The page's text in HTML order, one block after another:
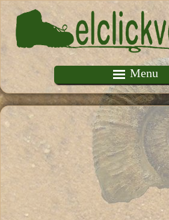
Pasar al contenido principal
Menu